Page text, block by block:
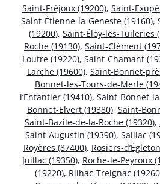
Saint-Fréjoux (19200), Saint-
Saint-Étienne-la-Geneste (19160),
(19200), Saint-Éloy-les-Tuileries
Roche (19130), Saint-Clément
Loutre (19220), Saint-Chamant
Larche (19600), Saint-Bonnet-
Bonnet-les-Tours-de-Merle
l’Enfantier (19410), Saint-Bonnet-
Bonnet-Elvert (19380), Saint-
Saint-Bazile-de-la-Roche (19320),
Saint-Augustin (19390), Saillac
Royères (87400), Rosiers-
Juillac (19350), Roche-le-Peyroux
(19220), Rilhac-Treignac